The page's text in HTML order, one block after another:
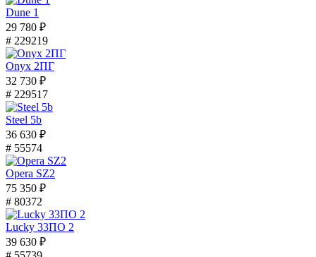
Dune 1
29 780 ₽
# 229219
Onyx 2ПГ
32 730 ₽
# 229517
Steel 5b
36 630 ₽
# 55574
Opera SZ2
75 350 ₽
# 80372
Lucky 33ПО 2
39 630 ₽